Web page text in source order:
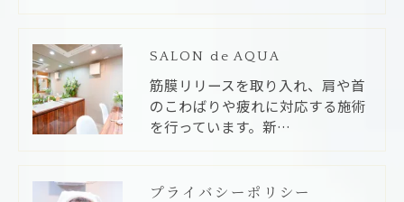
SALON de AQUA
筋膜リリースを取り入れ、肩や首
のこわばりや疲れに対応する施術
を行っています。新…
プライバシーポリシー